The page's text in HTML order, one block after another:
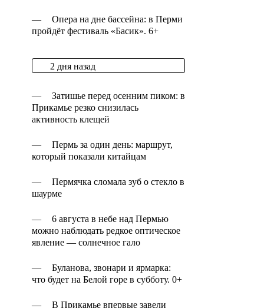
—
Опера на дне бассейна: в Перми
пройдёт фестиваль «Басик». 6+
2 дня назад
—
Затишье перед осенним пиком: в
Прикамье резко снизилась
активность клещей
—
Пермь за один день: маршрут,
который показали китайцам
—
Пермячка сломала зуб о стекло в
шаурме
—
6 августа в небе над Пермью
можно наблюдать редкое оптическое
явление — солнечное гало
—
Буланова, звонари и ярмарка:
что будет на Белой горе в субботу. 0+
—
В Прикамье впервые завели